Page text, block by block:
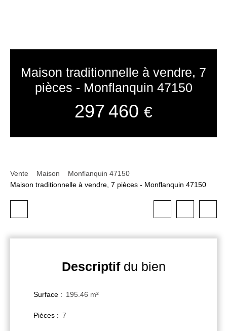
Maison traditionnelle à vendre, 7
pièces - Monflanquin 47150
297 460 €
Vente Maison
Monflanquin 47150
Maison traditionnelle à vendre, 7 pièces - Monflanquin 47150
Descriptifdu bien
Surface : 195.46 m²
Pièces : 7